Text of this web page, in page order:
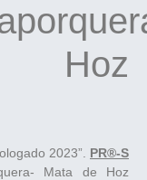
Hoz
2023”. PR®-S
Mata de Hoz